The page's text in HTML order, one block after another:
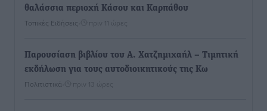
θαλάσσια περιοχή Κάσου και Καρπάθου
Τοπικές Ειδήσεις πριν 11 ώρες
Παρουσίαση βιβλίου του Α. Χατζημιχαήλ – Τιμητική
εκδήλωση για τους αυτοδιοικητικούς της Κω
Πολιτιστικά πριν 13 ώρες